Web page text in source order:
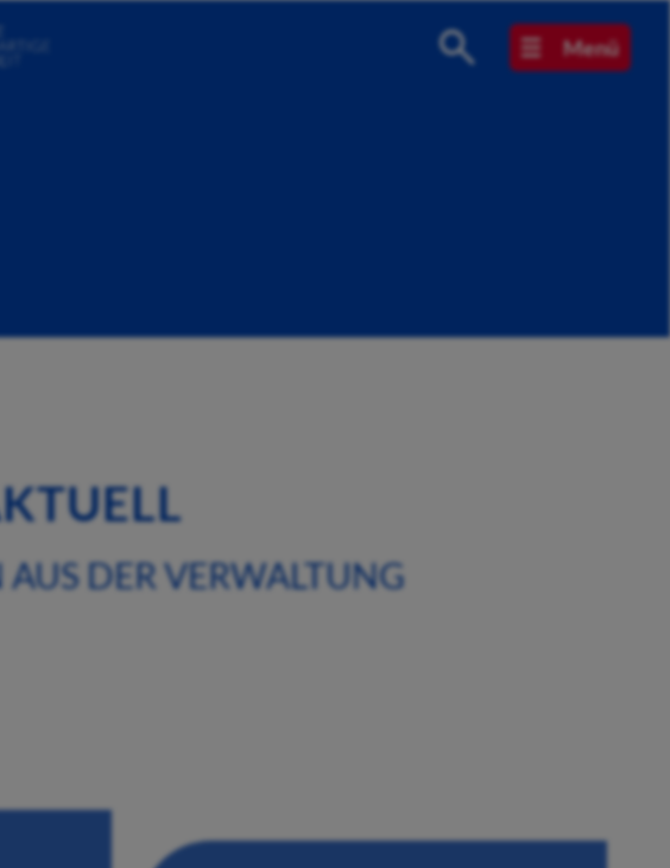
Menü
DER VERWALTUNG